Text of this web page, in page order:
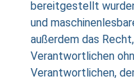
bereitgestellt
und
außerdem das
Verantwortlichen
Verantwortlichen,